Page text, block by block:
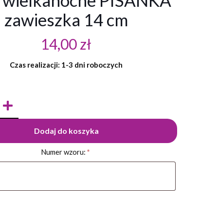
zawieszka 14 cm
14,00zł
Czas realizacji: 1-3 dni roboczych
Dodaj do koszyka
Numer wzoru: *